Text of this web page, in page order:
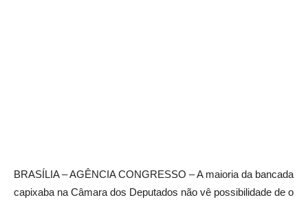
BRASÍLIA – AGÊNCIA CONGRESSO – A maioria da bancada
capixaba na Câmara dos Deputados não vê possibilidade de o